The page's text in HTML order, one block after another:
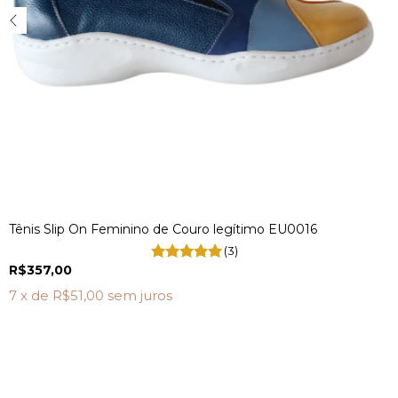
Tênis Slip On Feminino de Couro legítimo EU0016
(3)
R$357,00
7 x de R$51,00 sem juros